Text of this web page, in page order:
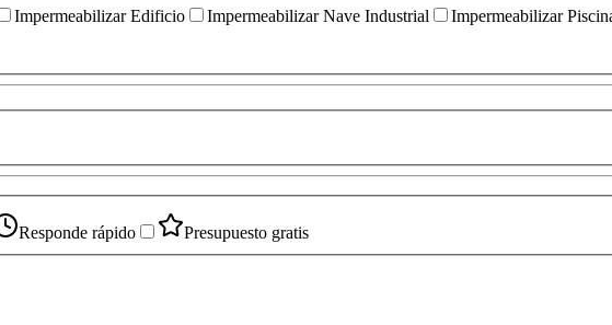
Impermeabilizar Edificio Impermeabilizar Nave Industrial Impermeabilizar
Responde rápido Presupuesto gratis